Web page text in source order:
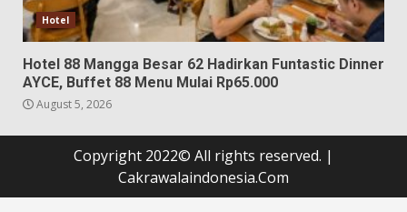
Hotel
Hotel 88 Mangga Besar 62 Hadirkan Funtastic Dinner
AYCE, Buffet 88 Menu Mulai Rp65.000
August 5, 2026
Copyright 2022© All rights reserved. |
Cakrawalaindonesia.Com